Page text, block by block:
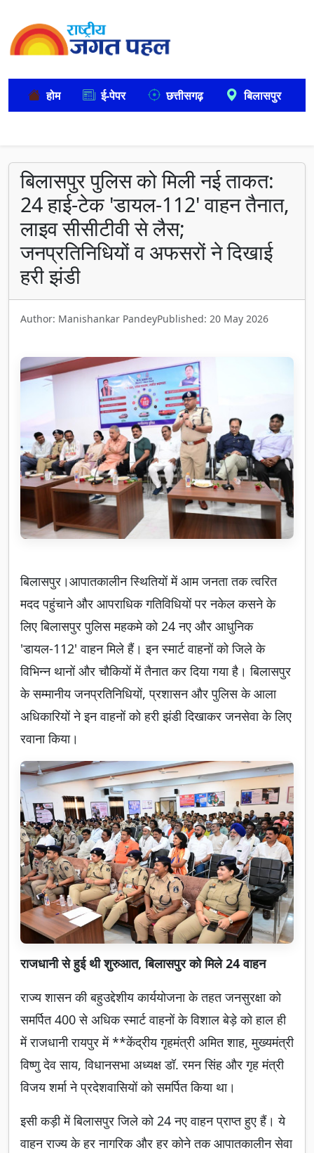
होम ई-पेपर छत्तीसगढ़ बिलासपुर
बिलासपुर पुलिस को मिली नई ताकत:
24 हाई-टेक 'डायल-112' वाहन तैनात,
लाइव सीसीटीवी से लैस;
जनप्रतिनिधियों व अफसरों ने दिखाई
हरी झंडी
Author: Manishankar PandeyPublished: 20 May 2026
बिलासपुर।आपातकालीन स्थितियों में आम जनता तक त्वरित
मदद पहुंचाने और आपराधिक गतिविधियों पर नकेल कसने के
लिए बिलासपुर पुलिस महकमे को 24 नए और आधुनिक
'डायल-112' वाहन मिले हैं। इन स्मार्ट वाहनों को जिले के
विभिन्न थानों और चौकियों में तैनात कर दिया गया है। बिलासपुर
के सम्मानीय जनप्रतिनिधियों, प्रशासन और पुलिस के आला
अधिकारियों ने इन वाहनों को हरी झंडी दिखाकर जनसेवा के लिए
रवाना किया।
राजधानी से हुई थी शुरुआत, बिलासपुर को मिले 24 वाहन
राज्य शासन की बहुउद्देशीय कार्ययोजना के तहत जनसुरक्षा को
समर्पित 400 से अधिक स्मार्ट वाहनों के विशाल बेड़े को हाल ही
में राजधानी रायपुर में **केंद्रीय गृहमंत्री अमित शाह, मुख्यमंत्री
विष्णु देव साय, विधानसभा अध्यक्ष डॉ. रमन सिंह और गृह मंत्री
विजय शर्मा ने प्रदेशवासियों को समर्पित किया था।
इसी कड़ी में बिलासपुर जिले को 24 नए वाहन प्राप्त हुए हैं। ये
वाहन राज्य के हर नागरिक और हर कोने तक आपातकालीन सेवा